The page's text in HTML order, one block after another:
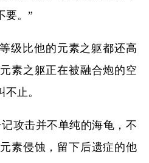
要。”
级比他的元素之躯都还高
素之躯正在被融合炮的空
止。
攻击并不单纯的海龟，不
素侵蚀，留下后遗症的他